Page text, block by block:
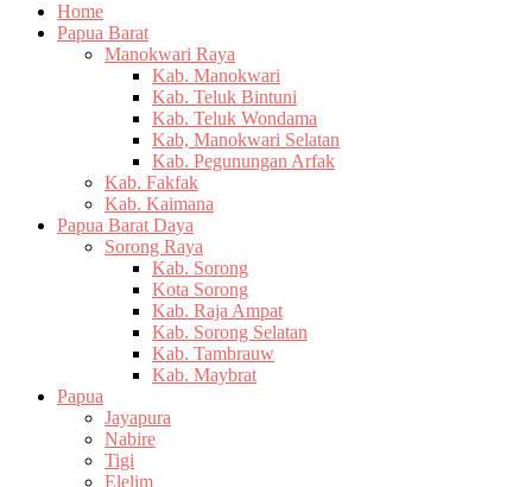
Home
Papua Barat
Manokwari Raya
Kab. Manokwari
Kab. Teluk Bintuni
Kab. Teluk Wondama
Kab, Manokwari Selatan
Kab. Pegunungan Arfak
Kab. Fakfak
Kab. Kaimana
Papua Barat Daya
Sorong Raya
Kab. Sorong
Kota Sorong
Kab. Raja Ampat
Kab. Sorong Selatan
Kab. Tambrauw
Kab. Maybrat
Papua
Jayapura
Nabire
Tigi
Elelim